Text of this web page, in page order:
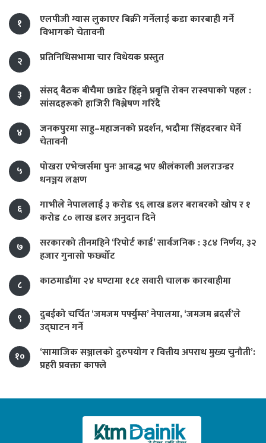
१
एलपीजी ग्यास लुकाएर बिक्री गर्नेलाई कडा कारबाही गर्ने
विभागको चेतावनी
२
प्रतिनिधिसभामा चार विधेयक प्रस्तुत
३
संसद् बैठक बीचैमा छाडेर हिँड्ने प्रवृत्ति रोक्न रास्वपाको पहल :
सांसदहरूको हाजिरी विश्लेषण गरिँदै
४
जनकपुरमा साहु–महाजनको प्रदर्शन, भदौमा सिंहदरबार घेर्ने
चेतावनी
५
पोखरा एभेन्जर्समा पुनः आबद्ध भए श्रीलंकाली अलराउन्डर
धनञ्जय लक्षण
६
गाभीले नेपाललाई ३ करोड ९६ लाख डलर बराबरको खोप र १
करोड ८० लाख डलर अनुदान दिने
७
सरकारको तीनमहिने ‘रिपोर्ट कार्ड’ सार्वजनिक : ३८४ निर्णय, ३२
हजार गुनासो फर्छ्योट
८
काठमाडौंमा २४ घण्टामा १८१ सवारी चालक कारबाहीमा
९
दुबईको चर्चित ‘जमजम पर्फ्युम्स’ नेपालमा, ‘जमजम ब्रदर्स’ले
उद्घाटन गर्ने
१०
‘सामाजिक सञ्जालको दुरुपयोग र वित्तीय अपराध मुख्य चुनौती’:
प्रहरी प्रवक्ता काफ्ले